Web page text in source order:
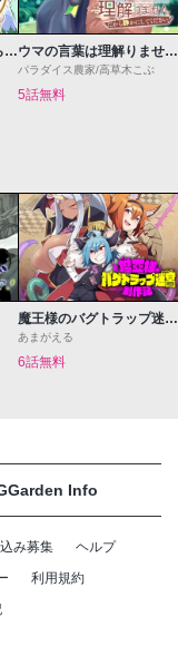
異世界転移で女神様から祝福を！～いえ、手持ちの異能があるので結構です～@COMIC ウマの言葉は理解りませんだから静かにしてください！
パラダイス農家/高草木こぶ
5話無料
魔王様のバグトラップ迷宮制作記
あまがえる
6話無料
Info
み募集
ヘルプ
利用規約